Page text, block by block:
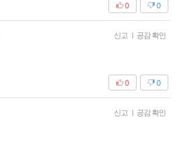
0
0
신고 | 공감 확인
0
0
신고 | 공감 확인